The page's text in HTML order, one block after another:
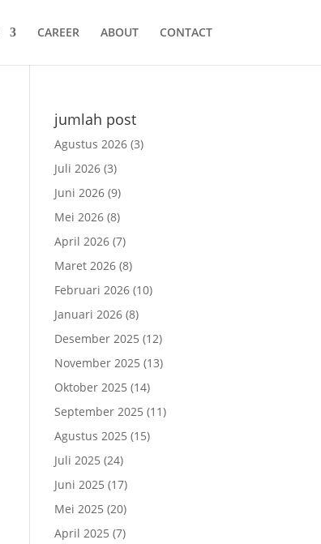
CAREER ABOUT CONTACT
jumlah post
Agustus 2026 (3)
Juli 2026 (3)
Juni 2026 (9)
Mei 2026 (8)
April 2026 (7)
Maret 2026 (8)
Februari 2026 (10)
Januari 2026 (8)
Desember 2025 (12)
November 2025 (13)
Oktober 2025 (14)
September 2025 (11)
Agustus 2025 (15)
Juli 2025 (24)
Juni 2025 (17)
Mei 2025 (20)
April 2025 (7)